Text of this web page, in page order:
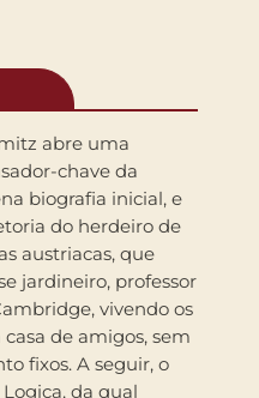
abre uma
chave da
biografia inicial, e
do herdeiro de
austriacas, que
jardineiro, professor
vivendo os
de amigos, sem
fixos. A seguir, o